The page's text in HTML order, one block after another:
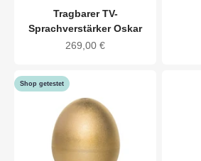
Tragbarer TV-
Sprachverstärker Oskar
Angebot
269,00 €
Shop getestet